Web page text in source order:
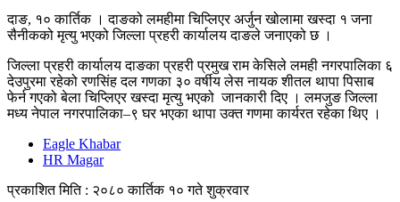
दाङ, १० कार्तिक । दाङको लमहीमा चिप्लिएर अर्जुन खोलामा खस्दा १ जना
सैनीकको मृत्यु भएको जिल्ला प्रहरी कार्यालय दाङले जनाएको छ ।
जिल्ला प्रहरी कार्यालय दाङका प्रहरी प्रमुख राम केसिले लमही नगरपालिका ६
देउपुरमा रहेको रणसिंह दल गणका ३० वर्षीय लेस नायक शीतल थापा पिसाब
फेर्न गएको बेला चिप्लिएर खस्दा मृत्यु भएको जानकारी दिए । लमजुङ जिल्ला
मध्य नेपाल नगरपालिका–९ घर भएका थापा उक्त गणमा कार्यरत रहेका थिए ।
Eagle Khabar
HR Magar
प्रकाशित मिति : २०८० कार्तिक १० गते शुक्रवार